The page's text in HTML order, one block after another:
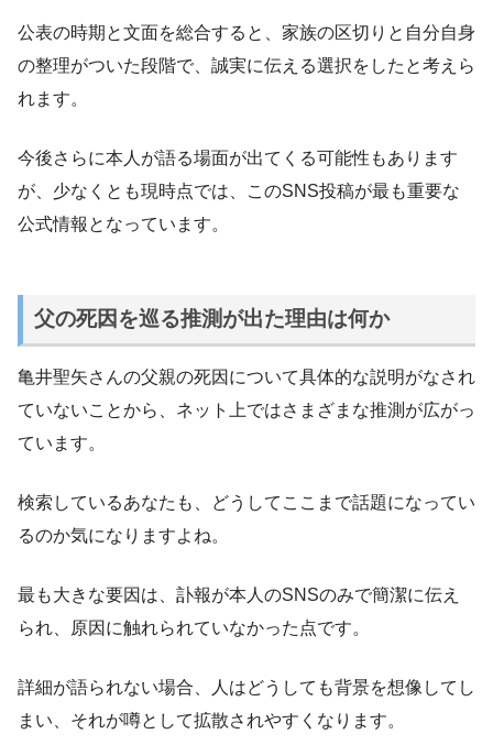
公表の時期と文面を総合すると、家族の区切りと自分自身
の整理がついた段階で、誠実に伝える選択をしたと考えら
れます。
今後さらに本人が語る場面が出てくる可能性もあります
が、少なくとも現時点では、このSNS投稿が最も重要な
公式情報となっています。
父の死因を巡る推測が出た理由は何か
亀井聖矢さんの父親の死因について具体的な説明がなされ
ていないことから、ネット上ではさまざまな推測が広がっ
ています。
検索しているあなたも、どうしてここまで話題になってい
るのか気になりますよね。
最も大きな要因は、訃報が本人のSNSのみで簡潔に伝え
られ、原因に触れられていなかった点です。
詳細が語られない場合、人はどうしても背景を想像してし
まい、それが噂として拡散されやすくなります。